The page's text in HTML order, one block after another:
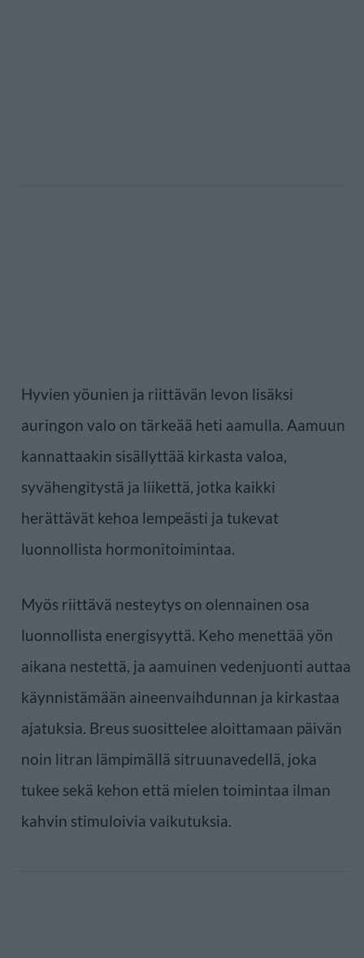
Hyvien yöunien ja riittävän levon lisäksi
auringon valo on tärkeää heti aamulla. Aamuun
kannattaakin sisällyttää kirkasta valoa,
syvähengitystä ja liikettä, jotka kaikki
herättävät kehoa lempeästi ja tukevat
luonnollista hormonitoimintaa.
Myös riittävä nesteytys on olennainen osa
luonnollista energisyyttä. Keho menettää yön
aikana nestettä, ja aamuinen vedenjuonti auttaa
käynnistämään aineenvaihdunnan ja kirkastaa
ajatuksia. Breus suosittelee aloittamaan päivän
noin litran lämpimällä sitruunavedellä, joka
tukee sekä kehon että mielen toimintaa ilman
kahvin stimuloivia vaikutuksia.